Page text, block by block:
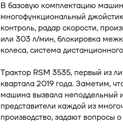
В базовую комплектацию машин
многофункциональный
контроль, радар скорости,
или 303 л/мин, блокировка
колеса, система
Трактор RSM 3535, первый из
квартала 2019 года. Заметим,
машина вызвала неподдельный
представители каждой из
производство, задают вопросы